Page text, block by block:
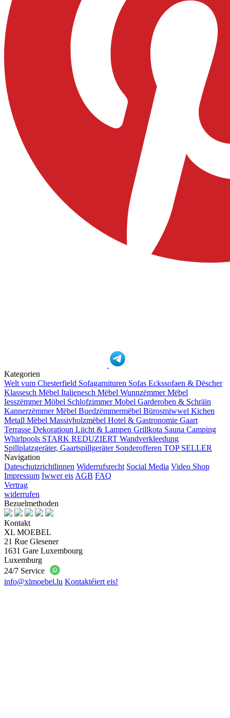
Kategorien
Welt vum Chesterfield Sofagarnituren Sofas Eckssofaen & Dëscher
Klassesch Mëbel Italienesch Mëbel Wunnzëmmer Mëbel
Iesszëmmer Möbel Schlofzimmer Mobel Garderoben & Schräin
Kannerzëmmer Mëbel Buedzëmmermëbel Bürosmiwwel Kichen
Metall Mëbel Massivholzmëbel Hotel & Gastronomie Gaart
Terrasse Dekoratioun Liicht & Lampen Grillkota Sauna Camping
Whirlpools STARK REDUZIERT Wandverkleedung
Spillplatzgeräter, Gaartspillgeräter Sonderofferen TOP SELLER
Navigation
Dateschutzrichtlinnen Widerrufsrecht Social Media Video Shop
Impressum Iwwer eis AGB FAQ
Vertrag
widerrufen
Bezuelmethoden
Kontakt
XL MOEBEL
21 Rue Glesener
1631 Gare Luxembourg
Luxemburg
24/7 Service
info@xlmoebel.lu Kontaktéiert eis!